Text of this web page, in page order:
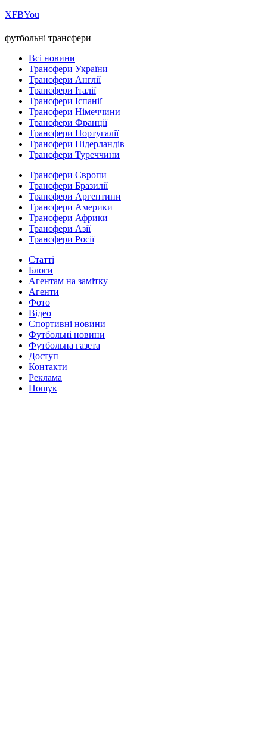
ХFBYou
футбольні трансфери
Всі новини
Трансфери України
Трансфери Англії
Трансфери Італії
Трансфери Іспанії
Трансфери Німеччини
Трансфери Франції
Трансфери Португалії
Трансфери Нідерландів
Трансфери Туреччини
Трансфери Європи
Трансфери Бразилії
Трансфери Аргентини
Трансфери Америки
Трансфери Африки
Трансфери Азії
Трансфери Росії
Статті
Блоги
Агентам на замітку
Агенти
Фото
Відео
Спортивні новини
Футбольні новини
Футбольна газета
Доступ
Контакти
Реклама
Пошук